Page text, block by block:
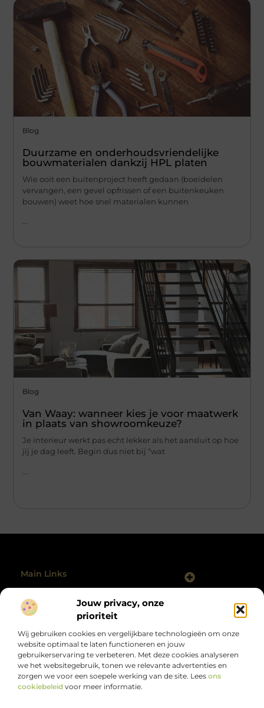
Jouw privacy, onze
prioriteit
Wij gebruiken cookies en vergelijkbare technologieën om onze
website optimaal te laten functioneren en jouw
gebruikerservaring te verbeteren. Met deze cookies analyseren
we het websitegebruik, tonen we relevante advertenties en
zorgen we voor een soepele werking van de site. Lees ons
cookiebeleid voor meer informatie.
Blog
Duurzame en onderhoudsvriendelijke
bouwmaterialen dankzij HPL platen
Wie ooit een buitenproject heeft gedaan (boeidelen
vervangen, een gevel opfrissen of een buitenkeuken
bouwen) weet hoe snel materialen kunnen
...
Blog
Van Waay: wanneer kies je voor maatwerk
in plaats van showroomkeuze?
Je interieur werkt pas echt lekker als het aansluit op hoe
jij je dag leeft. Begin dus niet bij “wat
Main Links
@2025 All Right Reserved.
www.polmanclaim.nl.
Bericht categorie